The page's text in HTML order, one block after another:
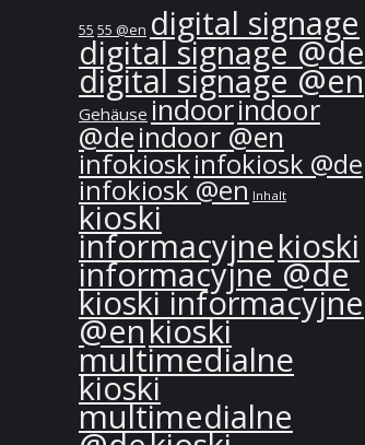
55 55 @en digital signage
digital signage @de
digital signage @en
Gehäuse indoorindoor
@deindoor @en
infokioskinfokiosk @de
infokiosk @en Inhalt
kioski
informacyjnekioski
informacyjne @de
kioski informacyjne
@enkioski
multimedialne
kioski
multimedialne